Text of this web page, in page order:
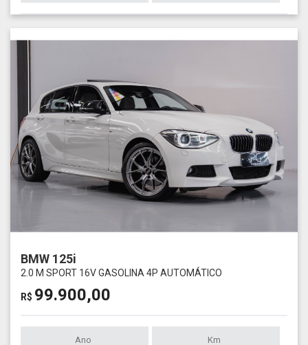
BMW 125i
2.0 M SPORT 16V GASOLINA 4P AUTOMÁTICO
R$ 99.900,00
Ano Km